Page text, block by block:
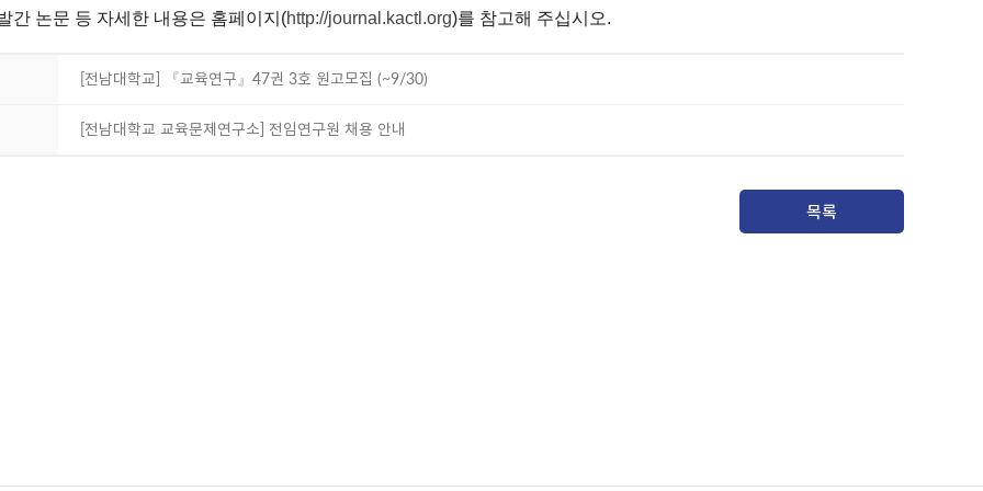
간 논문 등 자세한 내용은 홈페이지 (http://journal.kactl.org)를 참고해 주십시오.
[전남대학교] 『교육연구』47권 3호 원고모집 (~9/30)
[전남대학교 교육문제연구소] 전임연구원 채용 안내
목록